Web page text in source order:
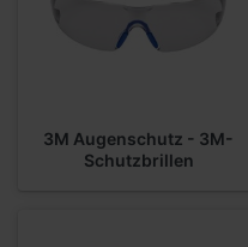
3M Augenschutz - 3M-
Schutzbrillen